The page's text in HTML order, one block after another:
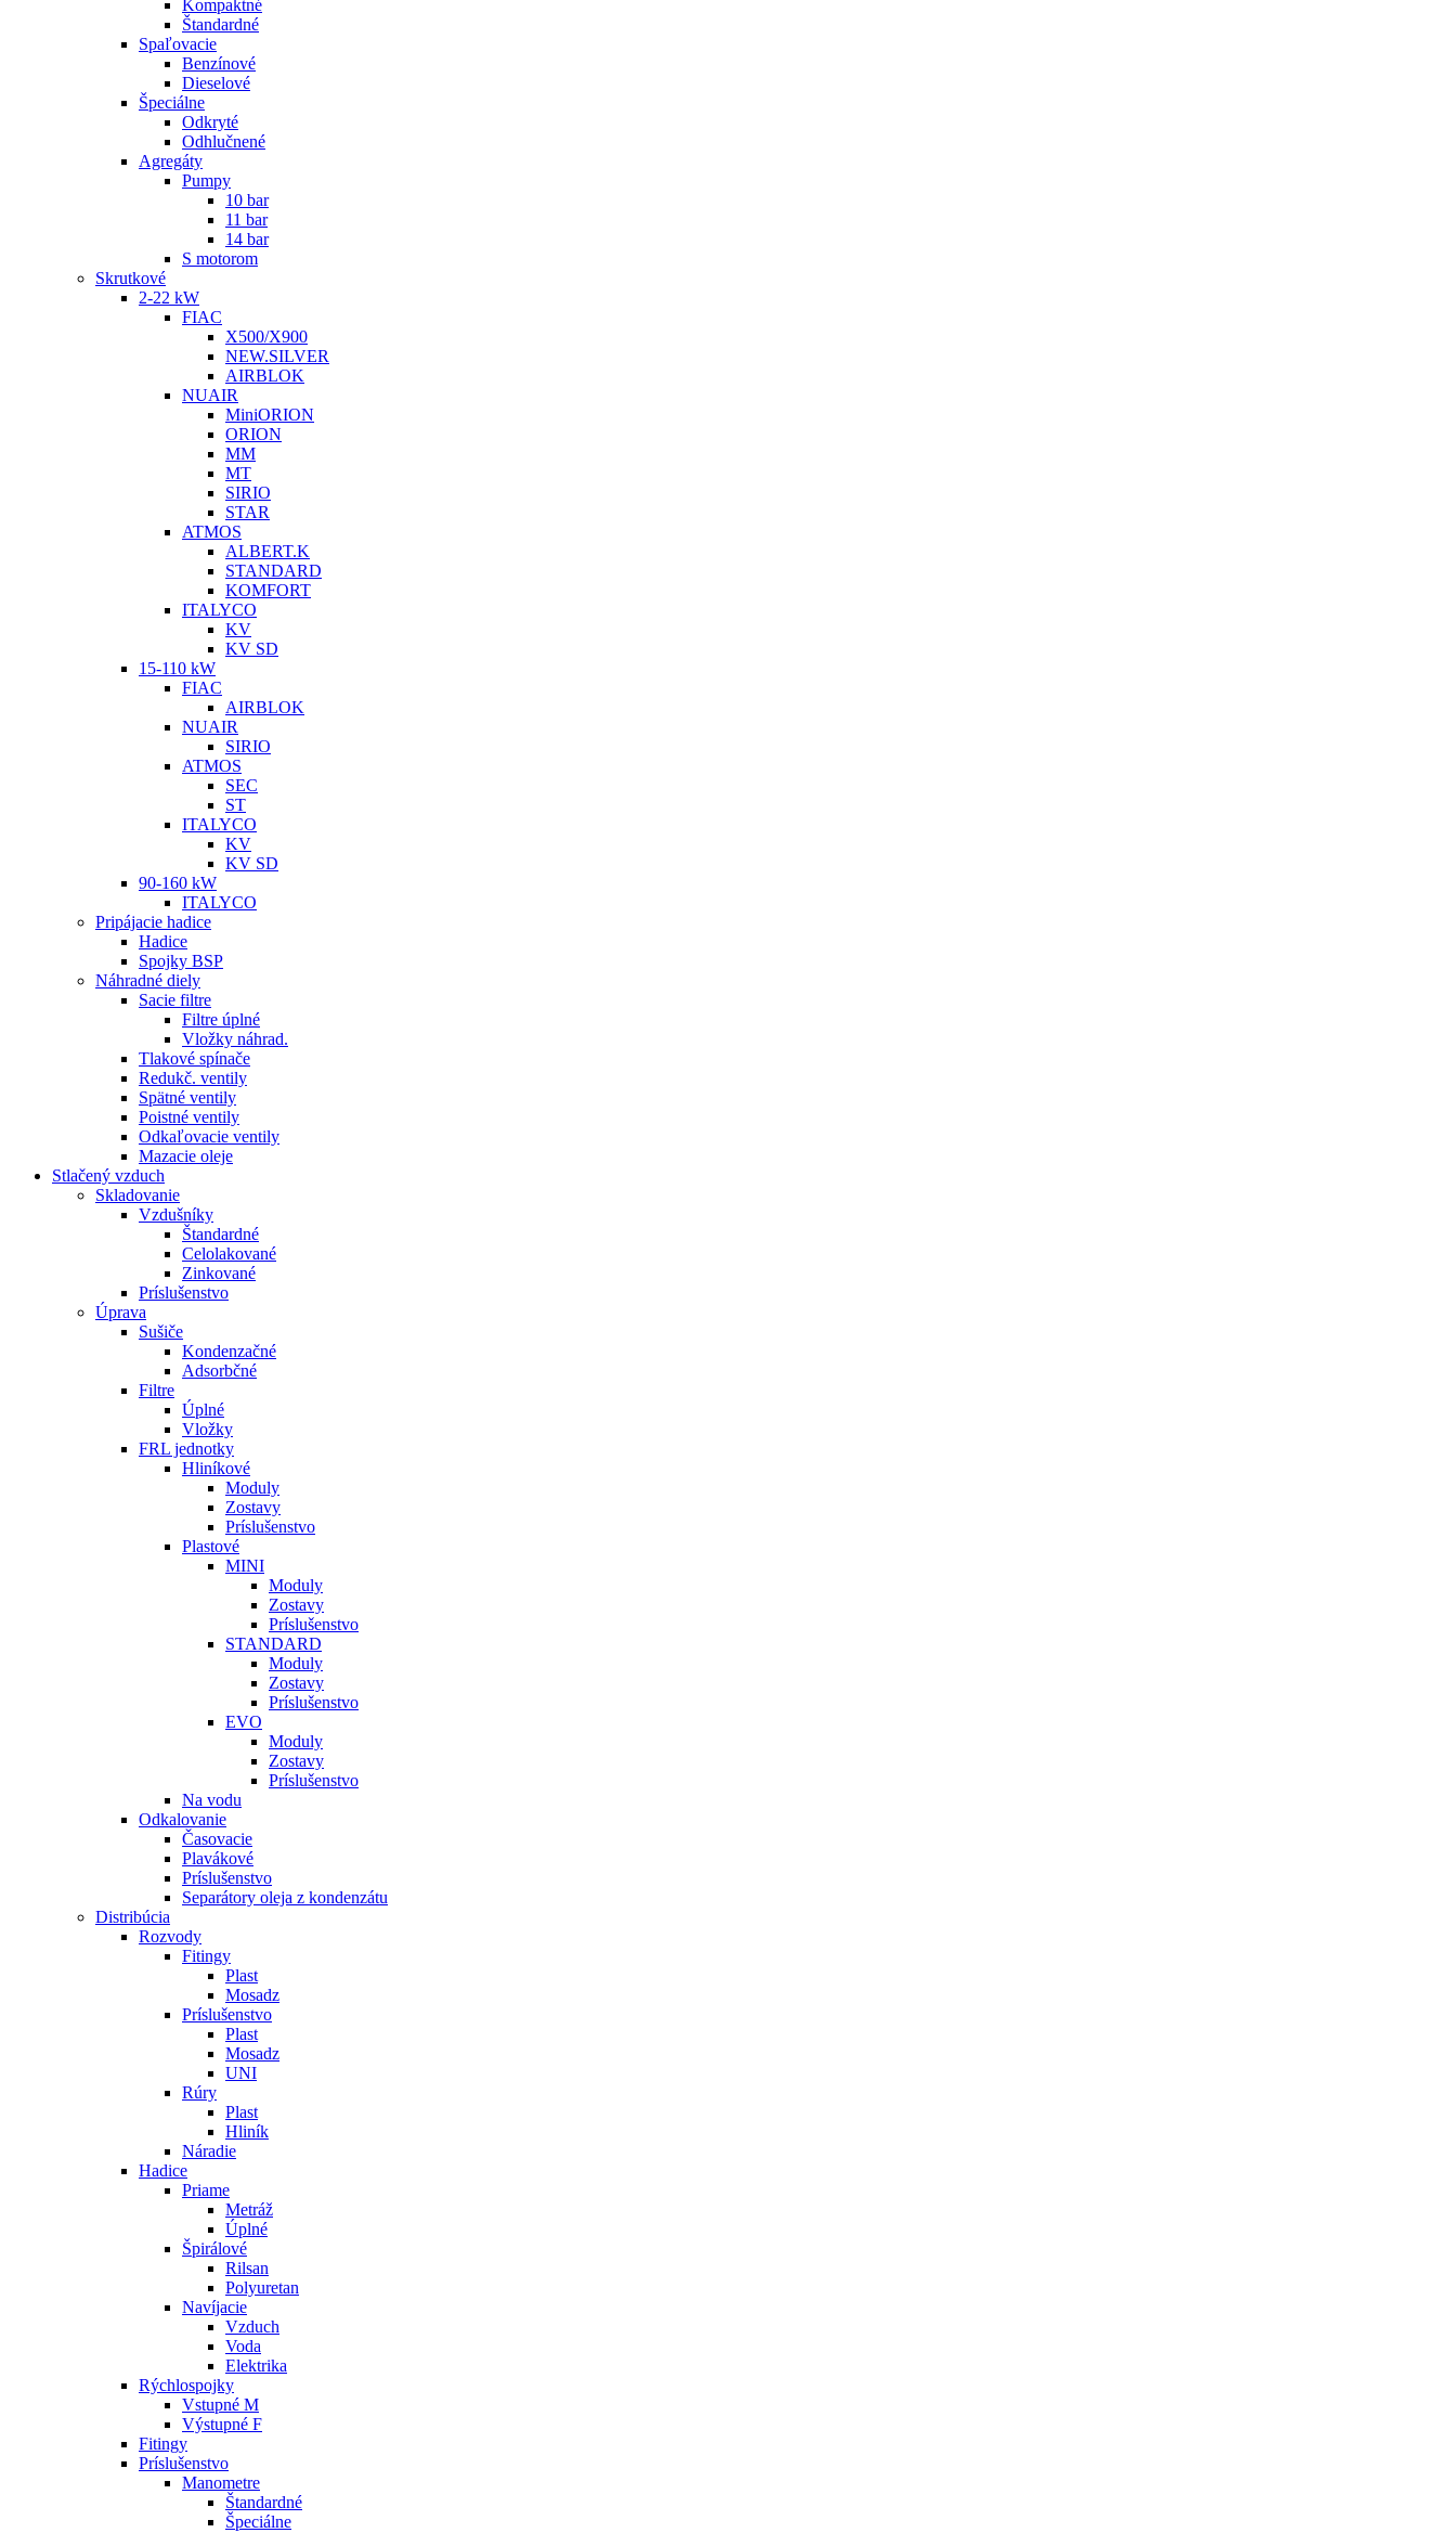
Kompaktné
Štandardné
Spaľovacie
Benzínové
Dieselové
Špeciálne
Odkryté
Odhlučnené
Agregáty
Pumpy
10 bar
11 bar
14 bar
S motorom
Skrutkové
2-22 kW
FIAC
X500/X900
NEW.SILVER
AIRBLOK
NUAIR
MiniORION
ORION
MM
MT
SIRIO
STAR
ATMOS
ALBERT.K
STANDARD
KOMFORT
ITALYCO
KV
KV SD
15-110 kW
FIAC
AIRBLOK
NUAIR
SIRIO
ATMOS
SEC
ST
ITALYCO
KV
KV SD
90-160 kW
ITALYCO
Pripájacie hadice
Hadice
Spojky BSP
Náhradné diely
Sacie filtre
Filtre úplné
Vložky náhrad.
Tlakové spínače
Redukč. ventily
Spätné ventily
Poistné ventily
Odkaľovacie ventily
Mazacie oleje
Stlačený vzduch
Skladovanie
Vzdušníky
Štandardné
Celolakované
Zinkované
Príslušenstvo
Úprava
Sušiče
Kondenzačné
Adsorbčné
Filtre
Úplné
Vložky
FRL jednotky
Hliníkové
Moduly
Zostavy
Príslušenstvo
Plastové
MINI
Moduly
Zostavy
Príslušenstvo
STANDARD
Moduly
Zostavy
Príslušenstvo
EVO
Moduly
Zostavy
Príslušenstvo
Na vodu
Odkalovanie
Časovacie
Plavákové
Príslušenstvo
Separátory oleja z kondenzátu
Distribúcia
Rozvody
Fitingy
Plast
Mosadz
Príslušenstvo
Plast
Mosadz
UNI
Rúry
Plast
Hliník
Náradie
Hadice
Priame
Metráž
Úplné
Špirálové
Rilsan
Polyuretan
Navíjacie
Vzduch
Voda
Elektrika
Rýchlospojky
Vstupné M
Výstupné F
Fitingy
Príslušenstvo
Manometre
Štandardné
Špeciálne